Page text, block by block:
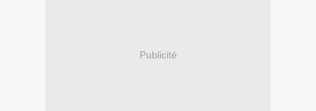
Publicité